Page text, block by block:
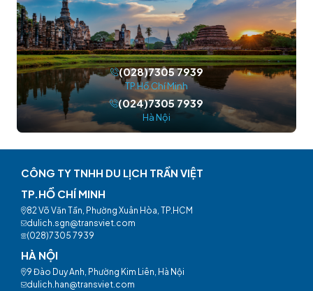
(028)7305 7939
TP.Hồ Chí Minh
(024)7305 7939
Hà Nội
CÔNG TY TNHH DU LỊCH TRẦN VIỆT
TP.HỒ CHÍ MINH
82 Võ Văn Tần, Phường Xuân Hòa, TP.HCM
dulich.sgn@transviet.com
(028)7305 7939
HÀ NỘI
9 Đào Duy Anh, Phường Kim Liên, Hà Nội
dulich.han@transviet.com